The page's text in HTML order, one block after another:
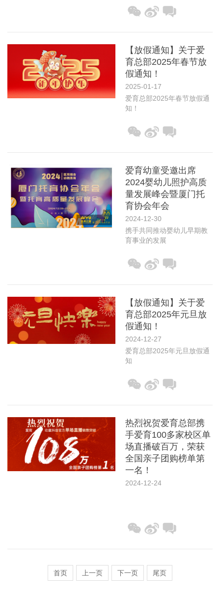
【放假通知】关于爱
育总部2025年春节放
假通知！
2025-01-17
爱育总部2025年春节放假通
知！
爱育幼童受邀出席
2024婴幼儿照护高质
量发展峰会暨厦门托
育协会年会
2024-12-30
携手共同推动婴幼儿早期教
育事业的发展
【放假通知】关于爱
育总部2025年元旦放
假通知！
2024-12-27
爱育总部2025年元旦放假通
知
热烈祝贺爱育总部携
手爱育100多家校区单
场直播破百万，荣获
全国亲子团购榜单第
一名！
2024-12-24
首页 上一页 下一页 尾页